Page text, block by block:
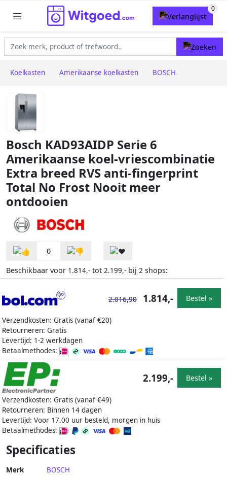
Koelkasten Amerikaanse koelkasten BOSCH
Bosch KAD93AIDP Serie 6
Amerikaanse koel-vriescombinatie
Extra breed RVS anti-fingerprint
Total No Frost Nooit meer
ontdooien
0
Beschikbaar voor 1.814,- tot 2.199,- bij 2 shops:
Verzendkosten: Gratis (vanaf €20)
Retourneren: Gratis
Levertijd: 1-2 werkdagen
Betaalmethodes:
2.016,90 1.814,- Bestel »
Verzendkosten: Gratis (vanaf €49)
Retourneren: Binnen 14 dagen
Levertijd: Voor 17.00 uur besteld, morgen in huis
Betaalmethodes:
2.199,- Bestel »
Specificaties
Merk BOSCH